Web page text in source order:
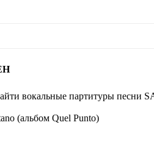
вокальные партитуры песни
(альбом Quel Punto)